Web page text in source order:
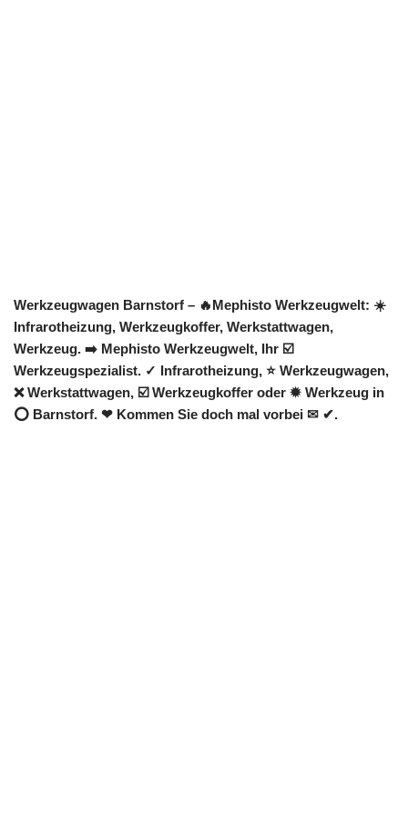
Werkzeugwagen Barnstorf – 🔥Mephisto Werkzeugwelt: ☀️
Infrarotheizung, Werkzeugkoffer, Werkstattwagen,
Werkzeug. ➡️ Mephisto Werkzeugwelt, Ihr ☑️
Werkzeugspezialist. ✓ Infrarotheizung, ⭐ Werkzeugwagen,
❌ Werkstattwagen, ☑️ Werkzeugkoffer oder ✹ Werkzeug in
⭕ Barnstorf. ❤ Kommen Sie doch mal vorbei ✉ ✔.